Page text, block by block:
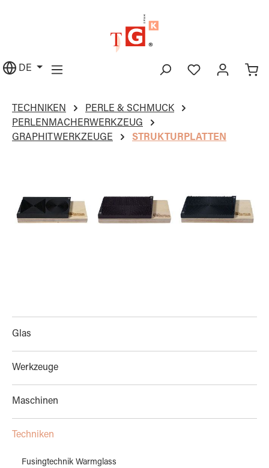
DE
TECHNIKEN
PERLE & SCHMUCK
PERLENMACHERWERKZEUG
GRAPHITWERKZEUGE
STRUKTURPLATTEN
Glas
Werkzeuge
Maschinen
Techniken
Fusingtechnik Warmglass